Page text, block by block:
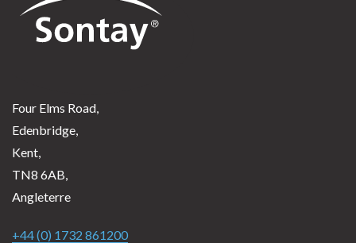
Four Elms Road,
Edenbridge,
Kent,
TN8 6AB,
Angleterre
+44 (0) 1732 861200